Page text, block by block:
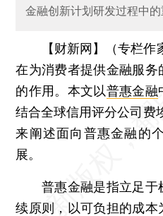
金融创新计划研发过程中
【财新网】（专栏作
在为消费者提供金融服
的作用。本文以普惠金融
结合全球信用评分公司费
来阐述面向普惠金融的
展。
普惠金融是指立足于
续原则，以可负担的成